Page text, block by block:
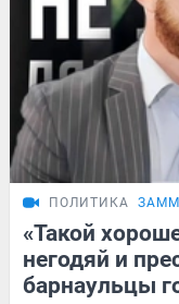
ПОЛИТИКА
«Такой
негодяй и
барнаульцы